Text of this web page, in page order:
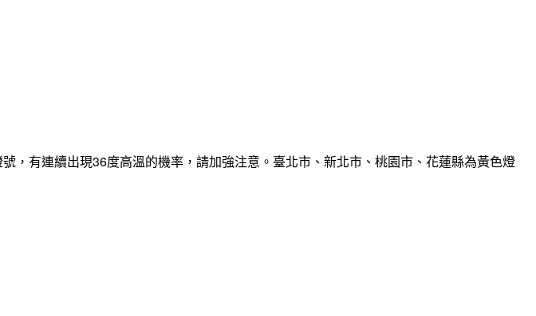
，有連續出現36度高溫的機率，請加強注意。臺北市、新北市、桃園市、花蓮縣為黃色燈